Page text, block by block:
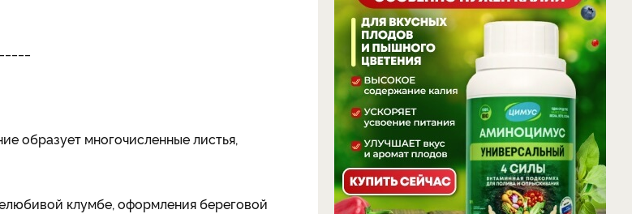
образует многочисленные листья,
клумбе, оформления береговой